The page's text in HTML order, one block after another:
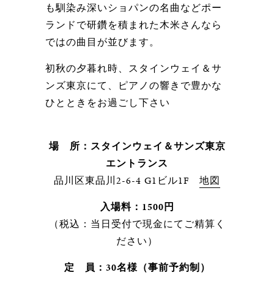
も馴染み深いショパンの名曲などポー
ランドで研鑽を積まれた木米さんなら
ではの曲目が並びます。
初秋の夕暮れ時、スタインウェイ＆サ
ンズ東京にて、ピアノの響きで豊かな
ひとときをお過ごし下さい
場 所：スタインウェイ＆サンズ東京
エントランス
品川区東品川2-6-4 G1ビル1F 地図
入場料：1500円
（税込：当日受付で現金にてご精算く
ださい）
定 員：30名様（事前予約制）